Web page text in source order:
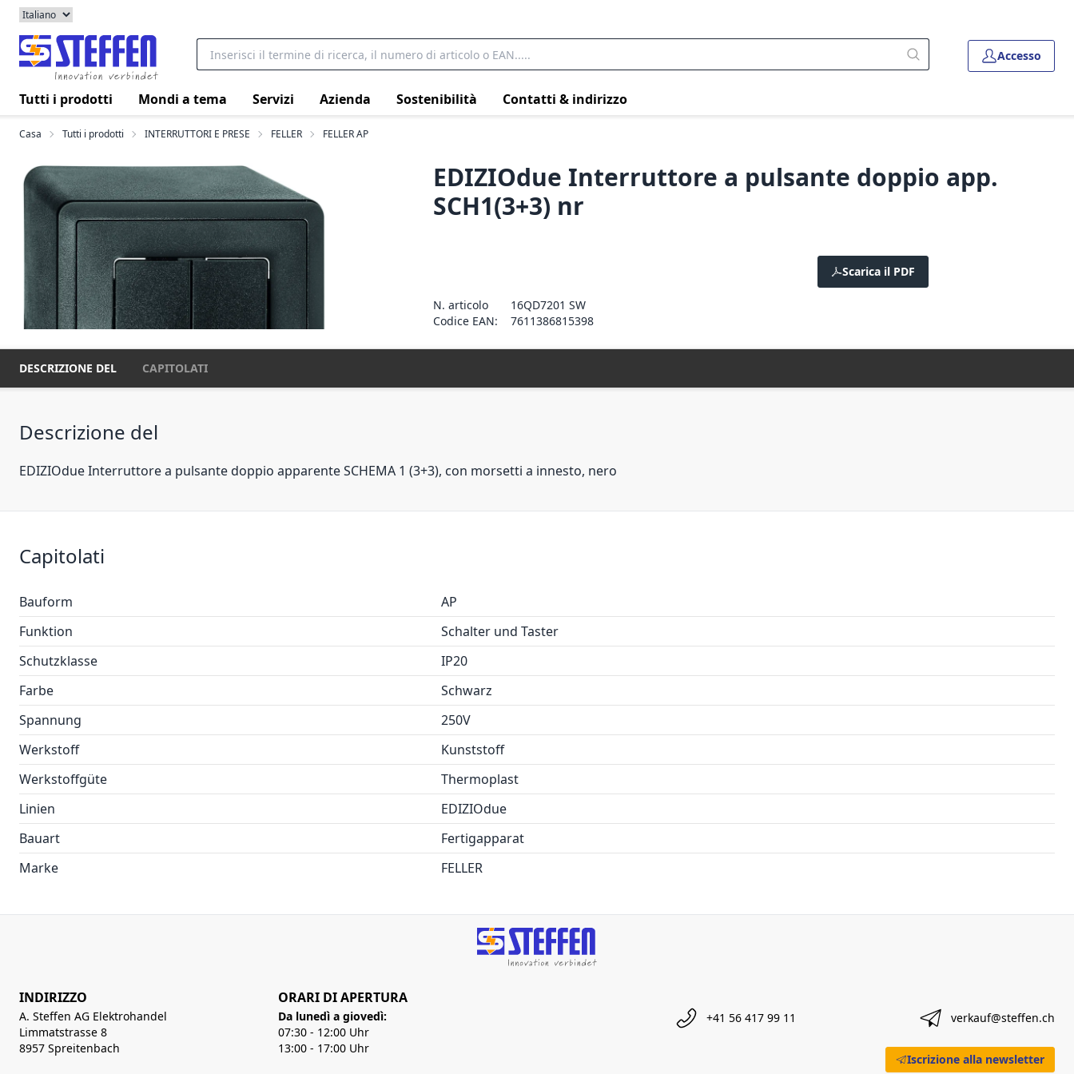
Accesso
Tutti i prodotti Mondi a tema Servizi Azienda Sostenibilità Contatti & indirizzo
Casa Tutti i prodotti INTERRUTTORI E PRESE FELLER FELLER AP
EDIZIOdue Interruttore a pulsante doppio app.
SCH1(3+3) nr
Scarica il PDF
N. articolo
16QD7201 SW
Codice EAN:
7611386815398
DESCRIZIONE DEL CAPITOLATI
Descrizione del
EDIZIOdue Interruttore a pulsante doppio apparente SCHEMA 1 (3+3), con morsetti a innesto, nero
Capitolati
Bauform
AP
Funktion
Schalter und Taster
Schutzklasse
IP20
Farbe
Schwarz
Spannung
250V
Werkstoff
Kunststoff
Werkstoffgüte
Thermoplast
Linien
EDIZIOdue
Bauart
Fertigapparat
Marke
FELLER
INDIRIZZO
A. Steffen AG Elektrohandel
Limmatstrasse 8
8957 Spreitenbach
ORARI DI APERTURA
Da lunedì a giovedì:
07:30 - 12:00 Uhr
13:00 - 17:00 Uhr
+41 56 417 99 11 verkauf@steffen.ch
Iscrizione alla newsletter